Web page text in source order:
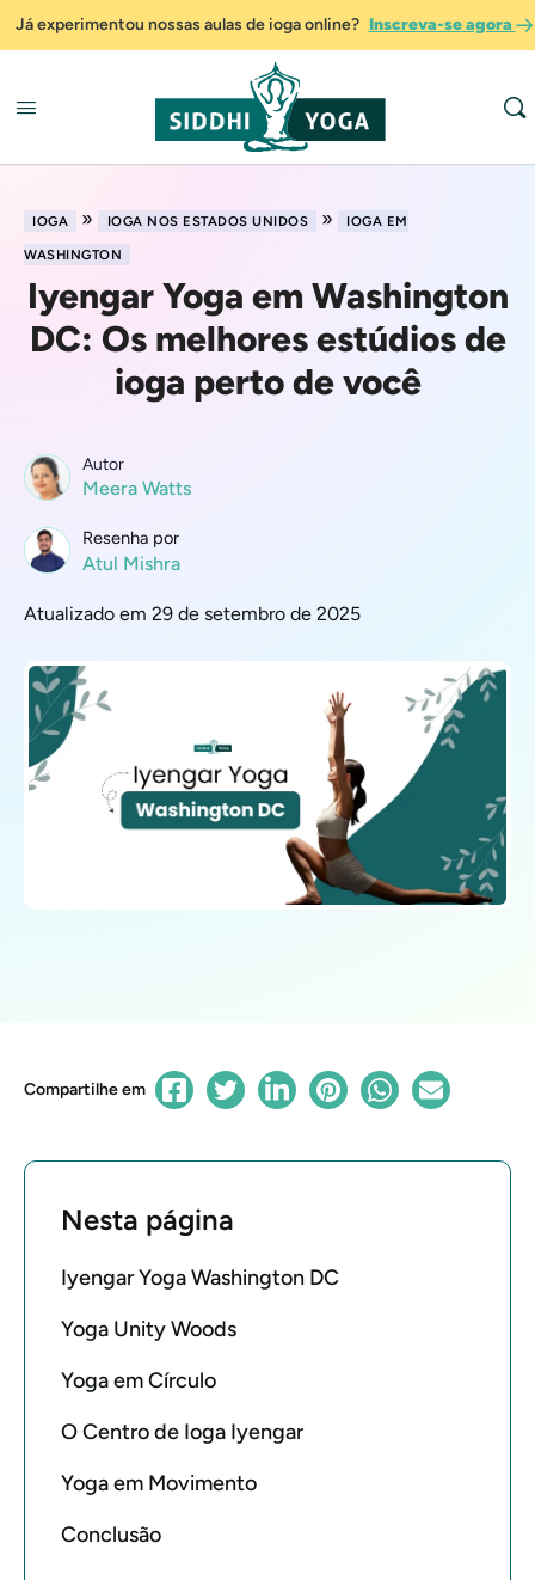
Já experimentou nossas aulas de ioga online? Inscreva-se agora
IOGA » IOGA NOS ESTADOS UNIDOS »
IOGA EM
WASHINGTON
Iyengar Yoga em Washington
DC: Os melhores estúdios de
ioga perto de você
Autor
Meera Watts
Resenha por
Atul Mishra
Atualizado em 29 de setembro de 2025
Compartilhe em
Nesta página
Iyengar Yoga Washington DC
Yoga Unity Woods
Yoga em Círculo
O Centro de Ioga Iyengar
Yoga em Movimento
Conclusão